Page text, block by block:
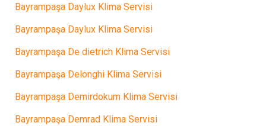
Bayrampaşa Daylux Klima Servisi
Bayrampaşa Daylux Klima Servisi
Bayrampaşa De dietrich Klima Servisi
Bayrampaşa Delonghi Klima Servisi
Bayrampaşa Demirdokum Klima Servisi
Bayrampaşa Demrad Klima Servisi